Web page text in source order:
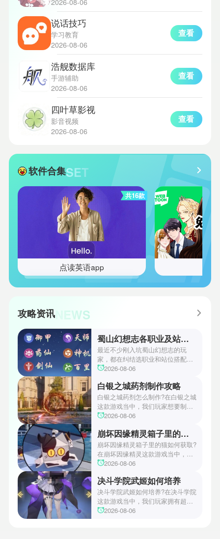
说话技巧
学习教育
2026-08-06
查看
浩舰数据库
手游辅助
2026-08-06
查看
四叶草影视
影音视频
2026-08-06
查看
软件合集SET
点读英语app
共16款
攻略资讯NEWS
蜀山幻想志各职业及站位怎么样
最近不少刚入坑蜀山幻想志的玩
家，都在纠结选职业和站位搭配的
问题，要么选了热门职业却打不出
队输出断档，浪费了大量前期养成
资源。不少人试了好几套搭配都没
摸透核心逻辑，都在找一套能从新
手期顺畅玩到后期的成熟方案。小
想志各职业及站位怎么样。
2026-08-06
白银之城药剂制作攻略
白银之城药剂怎么制作?在白银之城
这款游戏当中，我们玩家想要制作
药剂的话，需要玩家提前清楚药剂
的配方。今天小编就和大家分享一
下白银之城药剂制作方法教程，可
以让玩家轻松掌握制作方法技巧，
需要的玩家赶紧来小编这里了解一
2026-08-06
崩坏因缘精灵箱子里的猫获取攻略
崩坏因缘精灵箱子里的猫如何获取?
在崩坏因缘精灵这款游戏当中，箱
子里的猫是游戏里非常稀有的精
接抽卡获取，需要玩家完成一系列
任务才可以解锁。不知道怎么获得
的玩家具体的方法小编这里都给大
家详细介绍了，感兴趣的小伙伴们
2026-08-06
决斗学院武姬如何培养
决斗学院武姬如何培养?在决斗学院
这款游戏当中，我们玩家拥有超多
的武姬可以选择，武姬的选择尤为
2026-08-06